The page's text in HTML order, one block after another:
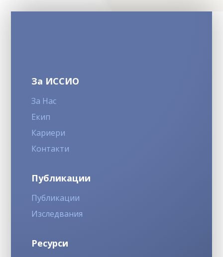
За ИССИО
За Нас
Екип
Кариери
Контакти
Публикации
Публикации
Изследвания
Ресурси